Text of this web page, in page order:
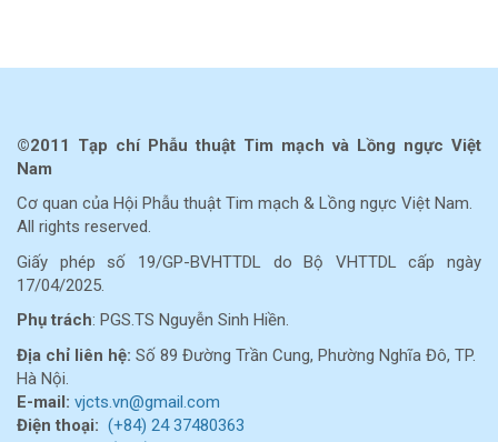
©2011 Tạp chí Phẫu thuật Tim mạch và Lồng ngực Việt
Nam
Cơ quan của Hội Phẫu thuật Tim mạch & Lồng ngực Việt Nam.
All rights reserved.
Giấy phép số 19/GP-BVHTTDL do Bộ VHTTDL cấp ngày
17/04/2025.
Phụ trách: PGS.TS Nguyễn Sinh Hiền.
Địa chỉ liên hệ: Số 89 Đường Trần Cung, Phường Nghĩa Đô, TP.
Hà Nội.
E-mail: vjcts.vn@gmail.com
Điện thoại: (+84) 24 37480363